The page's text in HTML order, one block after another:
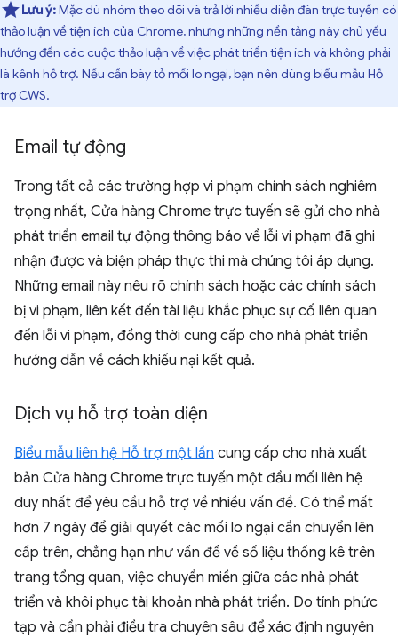
Lưu ý:Mặc dù nhóm theo dõi và trả lời nhiều diễn đàn trực tuyến có
thảo luận về tiện ích của Chrome, nhưng những nền tảng này chủ yếu
hướng đến các cuộc thảo luận về việc phát triển tiện ích và không phải
là kênh hỗ trợ. Nếu cần bày tỏ mối lo ngại, bạn nên dùng biểu mẫu Hỗ
trợ CWS.
Email tự động
Trong tất cả các trường hợp vi phạm chính sách nghiêm
trọng nhất, Cửa hàng Chrome trực tuyến sẽ gửi cho nhà
phát triển email tự động thông báo về lỗi vi phạm đã ghi
nhận được và biện pháp thực thi mà chúng tôi áp dụng.
Những email này nêu rõ chính sách hoặc các chính sách
bị vi phạm, liên kết đến tài liệu khắc phục sự cố liên quan
đến lỗi vi phạm, đồng thời cung cấp cho nhà phát triển
hướng dẫn về cách khiếu nại kết quả.
Dịch vụ hỗ trợ toàn diện
Biểu mẫu liên hệ Hỗ trợ một lần cung cấp cho nhà xuất
bản Cửa hàng Chrome trực tuyến một đầu mối liên hệ
duy nhất để yêu cầu hỗ trợ về nhiều vấn đề. Có thể mất
hơn 7 ngày để giải quyết các mối lo ngại cần chuyển lên
cấp trên, chẳng hạn như vấn đề về số liệu thống kê trên
trang tổng quan, việc chuyển miền giữa các nhà phát
triển và khôi phục tài khoản nhà phát triển. Do tính phức
tạp và cần phải điều tra chuyên sâu để xác định nguyên